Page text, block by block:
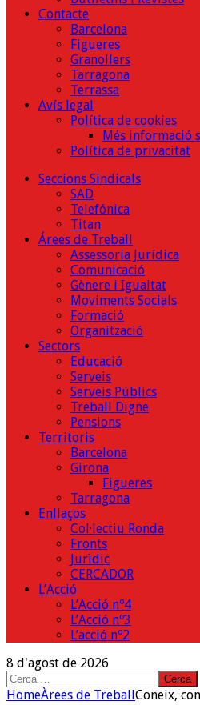
Contacte
Barcelona
Figueres
Granollers
Tarragona
Terrassa
Avís legal
Política de cookies
Més informació
Política de privacitat
Seccions Sindicals
SAD
Telefónica
Titan
Árees de Treball
Assessoria Jurídica
Comunicació
Gènere i Igualtat
Moviments Socials
Formació
Organització
Sectors
Educació
Serveis
Serveis Públics
Treball Digne
Pensions
Territoris
Barcelona
Girona
Figueres
Tarragona
Enllaços
Col·lectiu Ronda
Fronts
Jurìdic
CERCADOR
L’Acció
L’Acció nº4
L’Acció nº3
L’acció nº2
8 d'agost de 2026
Cerca:
HomeÀrees de TreballConeix,